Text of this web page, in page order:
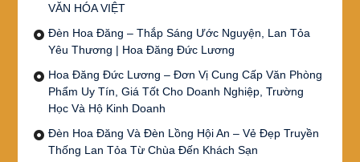
VĂN HÓA VIỆT
Đèn Hoa Đăng – Thắp Sáng Ước Nguyện, Lan Tỏa
Yêu Thương | Hoa Đăng Đức Lương
Hoa Đăng Đức Lương – Đơn Vị Cung Cấp Văn Phòng
Phẩm Uy Tín, Giá Tốt Cho Doanh Nghiệp, Trường
Học Và Hộ Kinh Doanh
Đèn Hoa Đăng Và Đèn Lồng Hội An – Vẻ Đẹp Truyền
Thống Lan Tỏa Từ Chùa Đến Khách Sạn